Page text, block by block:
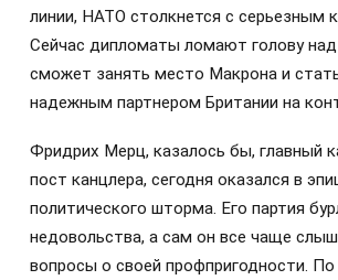
линии, НАТО столкнется с серьезным
Сейчас дипломаты ломают голову
сможет занять место Макрона и
надежным партнером Британии на
Фридрих Мерц, казалось бы, главный
пост канцлера, сегодня оказался в
политического шторма. Его партия
недовольства, а сам он все чаще
вопросы о своей профпригодности.